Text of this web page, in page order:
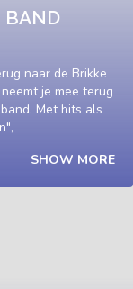
BAND
naar de Brikke
je mee terug
Met hits als
SHOW MORE